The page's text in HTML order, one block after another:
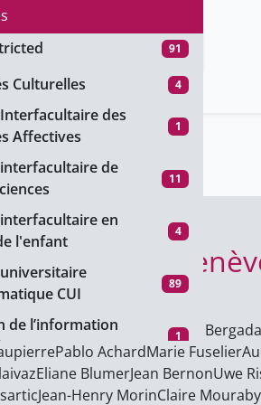
91
142
414
1784
Culturelles
4
des
Affectives
1
de
11
en
l'enfant
4
CUI
89
de l’information
1
autonome de
protestante
342
de
Hadengue-Dezael Michelle
Pablo AchardMarie Fuselier
Eliane BlumerJean BernonUwe
Jean-Henry MorinClaire Mouraby